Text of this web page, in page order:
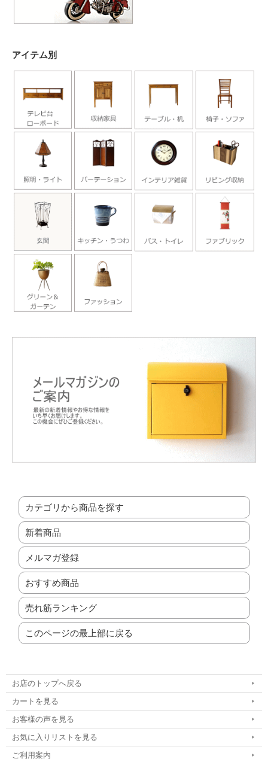
アイテム別
カテゴリから商品を探す
新着商品
メルマガ登録
おすすめ商品
売れ筋ランキング
このページの最上部に戻る
お店のトップへ戻る
カートを見る
お客様の声を見る
お気に入りリストを見る
ご利用案内